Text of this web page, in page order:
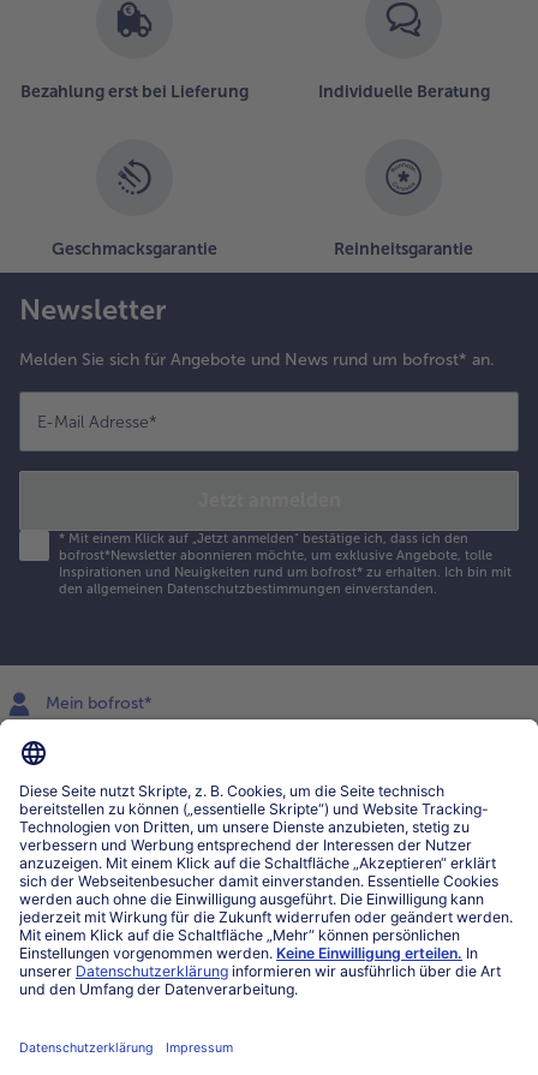
Bezahlung erst bei Lieferung Individuelle Beratung
Geschmacksgarantie Reinheitsgarantie
Newsletter
Melden Sie sich für Angebote und News rund um bofrost* an.
E-Mail Adresse*
* Mit einem Klick auf „Jetzt anmelden" bestätige ich, dass ich den
bofrost*Newsletter abonnieren möchte, um exklusive Angebote, tolle
Inspirationen und Neuigkeiten rund um bofrost* zu erhalten. Ich bin mit
den allgemeinen Datenschutzbestimmungen einverstanden.
Mein bofrost*
www.bofrost.lu
027863232
Mo-Fr. von 7 bis 20 Uhr
Service
Über bofrost*